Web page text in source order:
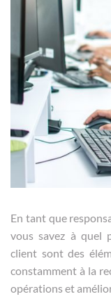
En tant que
vous savez à quel
client sont des
constamment à la
opérations et